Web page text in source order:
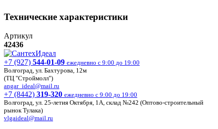
Технические характеристики
Артикул
42436
+7 (927) 544-01-09 ежедневно с 9:00 до 19:00
Волгоград, ул. Бахтурова, 12м
(ТЦ "Строймолл")
angar_ideal@mail.ru
+7 (8442) 319-320 ежедневно с 9:00 до 19:00
Волгоград, ул. 25-летия Октября, 1А, склад №242 (Оптово-строительный
рынок Тулака)
vlgaideal@mail.ru